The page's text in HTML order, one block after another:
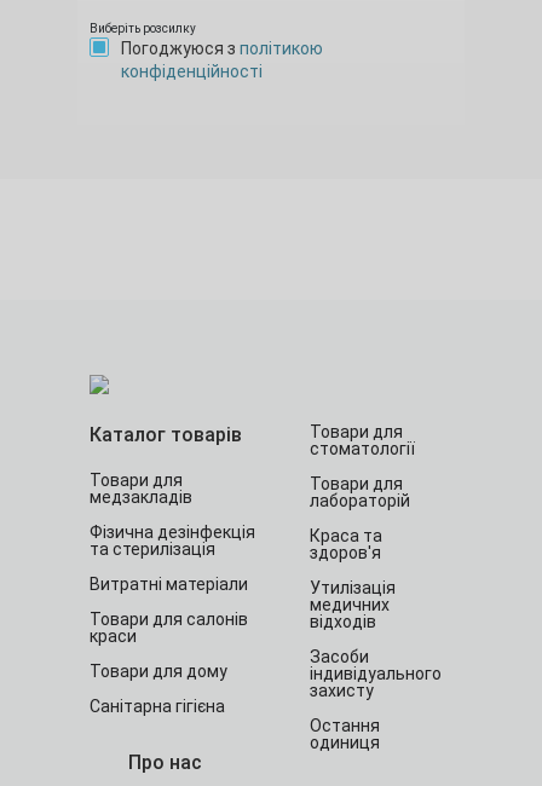
Виберіть розсилку
Погоджуюся з політикою
конфіденційності
Каталог товарів
Товари для
медзакладів
Фізична дезінфекція
та стерилізація
Витратні матеріали
Товари для салонів
краси
Товари для дому
Санітарна гігієна
Товари для
стоматології
Товари для
лабораторій
Краса та
здоров'я
Утилізація
медичних
відходів
Засоби
індивідуального
захисту
Остання
одиниця
Про нас